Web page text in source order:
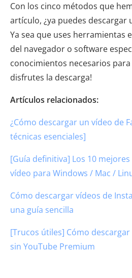
Con los cinco métodos que
artículo, ¿ya puedes descargar
Ya sea que uses herramientas
del navegador o software
conocimientos necesarios para
disfrutes la descarga!
Artículos relacionados:
¿Cómo descargar un vídeo de
técnicas esenciales]
[Guía definitiva] Los 10
vídeo para Windows / Mac /
Cómo descargar vídeos de
una guía sencilla
[Trucos útiles] Cómo
sin YouTube Premium